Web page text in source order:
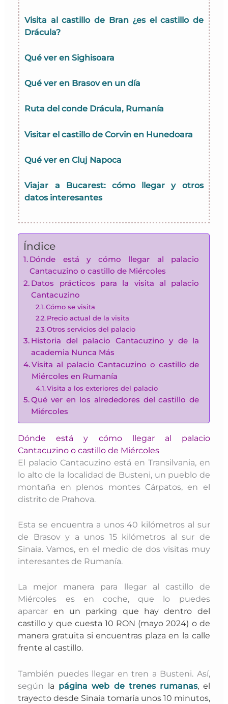
Visita al castillo de Bran ¿es el castillo de
Drácula?
Qué ver en Sighisoara
Qué ver en Brasov en un día
Ruta del conde Drácula, Rumanía
Visitar el castillo de Corvin en Hunedoara
Qué ver en Cluj Napoca
Viajar a Bucarest: cómo llegar y otros
datos interesantes
Índice
Dónde está y cómo llegar al palacio
Cantacuzino o castillo de Miércoles
Datos prácticos para la visita al palacio
Cantacuzino
Cómo se visita
Precio actual de la visita
Otros servicios del palacio
Historia del palacio Cantacuzino y de la
academia Nunca Más
Visita al palacio Cantacuzino o castillo de
Miércoles en Rumanía
Visita a los exteriores del palacio
Qué ver en los alrededores del castillo de
Miércoles
Dónde está y cómo llegar al palacio
Cantacuzino o castillo de Miércoles
El palacio Cantacuzino está en Transilvania, en
lo alto de la localidad de Busteni, un pueblo de
montaña en plenos montes Cárpatos, en el
distrito de Prahova.
Esta se encuentra a unos 40 kilómetros al sur
de Brasov y a unos 15 kilómetros al sur de
Sinaia. Vamos, en el medio de dos visitas muy
interesantes de Rumanía.
La mejor manera para llegar al castillo de
Miércoles es en coche, que lo puedes
aparcar en un parking que hay dentro del
castillo y que cuesta 10 RON (mayo 2024) o de
manera gratuita si encuentras plaza en la calle
frente al castillo.
También puedes llegar en tren a Busteni. Así,
según la página web de trenes rumanas, el
trayecto desde Sinaia tomaría unos 10 minutos,